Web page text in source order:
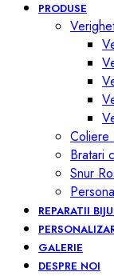
PRODUSE
Coliere
Bratari
Snur
REPARATII
GALERIE
DESPRE NOI